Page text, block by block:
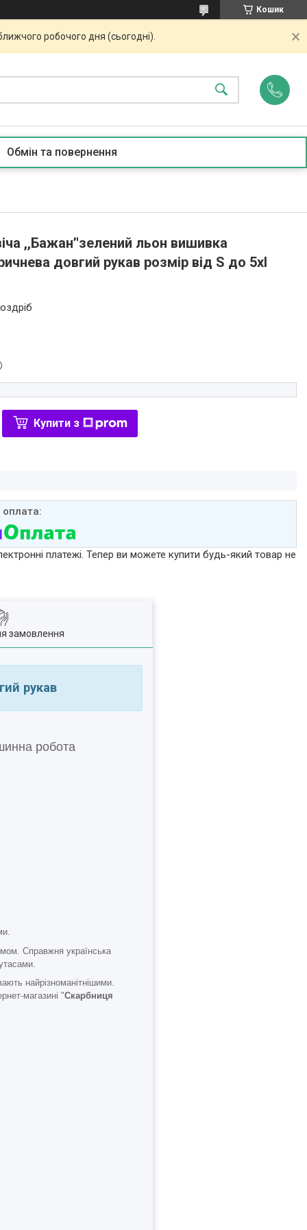
Кошик
робочого дня (сьогодні).
Обмін та повернення
,,Бажан’'зелений льон вишивка
довгий рукав розмір від S до 5xl
Купити з
платежі. Тепер ви можете купити будь-який товар не
замовлення
рукав
робота
Справжня українська
найрізноманітнішими.
магазині "Скарбниця